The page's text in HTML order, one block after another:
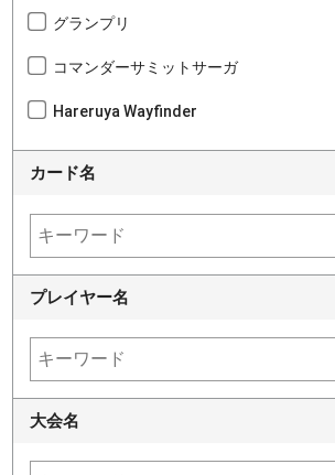
グランプリ
コマンダーサミットサーガ
Hareruya Wayfinder
カード名
プレイヤー名
大会名